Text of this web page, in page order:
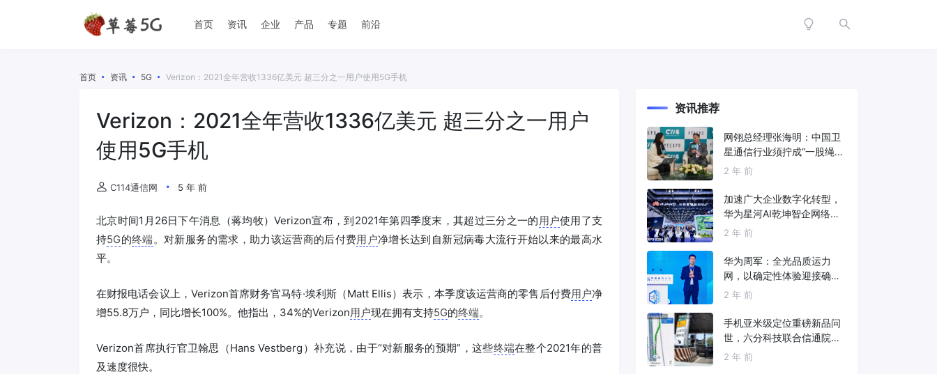
首页 资讯 企业 产品 专题 前沿
首页 资讯 5G Verizon：2021全年营收1336亿美元 超三分之一用户使用5G手机
Verizon：2021全年营收1336亿美元 超三分之一用户
使用5G手机
C114通信网 5 年 前
北京时间1月26日下午消息（蒋均牧）Verizon宣布，到2021年第四季度末，其超过三分之一的 用户使用了支
持5G的终端 。对新服务的需求，助力该运营商的后付费用户净增长达到自新冠病毒大流行开始以来的最高水
平。
在财报电话会议上，Verizon首席财务官马特·埃利斯（Matt Ellis）表示，本季度该运营商的零售后付费用户净
增55.8万户，同比增长100%。他指出，34%的Verizon用户现在拥有支持5G的终端。
Verizon首席执行官卫翰思（Hans Vestberg）补充说，由于“对新服务的预期”，这些终端在整个2021年的普
及速度很快。
资讯推荐
网翎总经理张海明：中国卫
星通信行业须拧成“一股绳”
共同打造垂直产业链
2 年 前
加速广大企业数字化转型，
华为星河AI乾坤智企网络解
决方案亮相2024中国国际信
2 年 前
华为周军：全光品质运力
网，以确定性体验迎接确定
性的智能时代
2 年 前
手机亚米级定位重磅新品问
世，六分科技联合信通院发
布免费服务
2 年 前